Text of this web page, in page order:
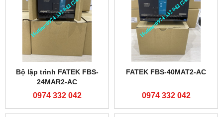
Bộ lập trình FATEK FBS-
24MAR2-AC
0974 332 042
FATEK FBS-40MAT2-AC
0974 332 042